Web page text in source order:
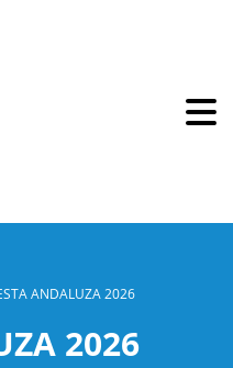
ANDALUZA 2026
2026